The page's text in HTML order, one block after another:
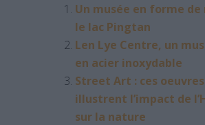
Un musée en forme de
le lac Pingtan
Len Lye Centre, un
en acier inoxydable
Street Art : ces
illustrent l’impact de
sur la nature